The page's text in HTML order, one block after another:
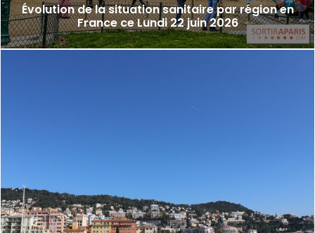
Évolution de la situation sanitaire par région en
France ce Lundi 22 juin 2026